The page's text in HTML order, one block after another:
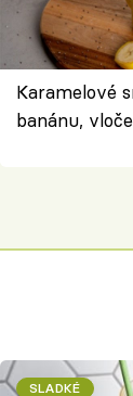
Karamelové
banánu,
SLADKÉ